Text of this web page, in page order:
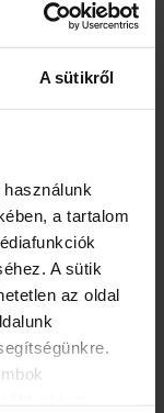
A sütikről
a tartalom
A sütik
az oldal
(etwa
sofort